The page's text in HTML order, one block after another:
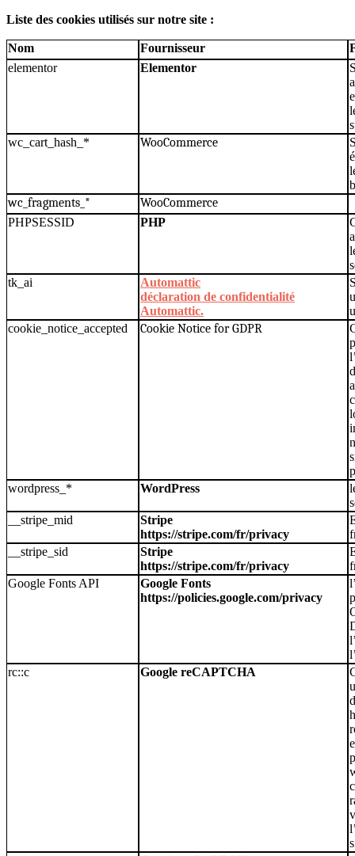
Liste des cookies utilisés sur notre site :
Nom Fournisseur
elementor
Elementor
wc_cart_hash_*
WooCommerce
wc_fragments_* WooCommerce
PHPSESSID PHP
tk_ai
Automattic
déclaration de confidentialité
Automattic.
cookie_notice_accepted
Cookie Notice for GDPR
wordpress_*
WordPress
__stripe_mid
Stripe
https://stripe.com/fr/privacy
__stripe_sid
Stripe
https://stripe.com/fr/privacy
Google Fonts API
Google Fonts
https://policies.google.com/privacy
rc::c
Google reCAPTCHA